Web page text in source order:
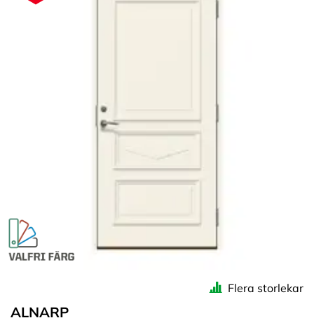
Flera storlekar
ALNARP